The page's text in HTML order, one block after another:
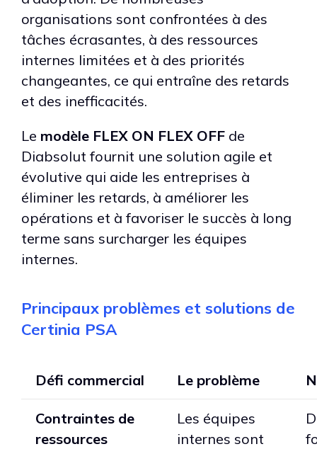
organisations sont confrontées à des
tâches écrasantes, à des ressources
internes limitées et à des priorités
changeantes, ce qui entraîne des retards
et des inefficacités.
Le modèle FLEX ON FLEX OFF de
Diabsolut fournit une solution agile et
évolutive qui aide les entreprises à
éliminer les retards, à améliorer les
opérations et à favoriser le succès à long
terme sans surcharger les équipes
internes.
Principaux problèmes et solutions de
Certinia PSA
Défi commercial Le problème
Contraintes de
ressources
Les équipes
internes sont